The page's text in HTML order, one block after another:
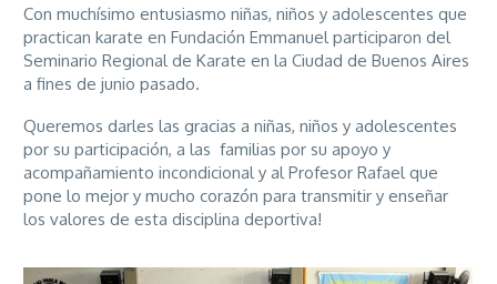
Con muchísimo entusiasmo niñas, niños y adolescentes que
practican karate en Fundación Emmanuel participaron del
Seminario Regional de Karate en la Ciudad de Buenos Aires
a fines de junio pasado.
Queremos darles las gracias a niñas, niños y adolescentes
por su participación, a las familias por su apoyo y
acompañamiento incondicional y al Profesor Rafael que
pone lo mejor y mucho corazón para transmitir y enseñar
los valores de esta disciplina deportiva!